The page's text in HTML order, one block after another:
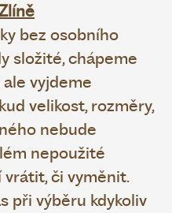
bez osobního
složité, chápeme
ale vyjdeme
velikost, rozměry,
nebude
nepoužité
vrátit, či vyměnit.
při výběru kdykoliv